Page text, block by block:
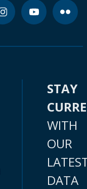
STAY
WITH
OUR
DATA